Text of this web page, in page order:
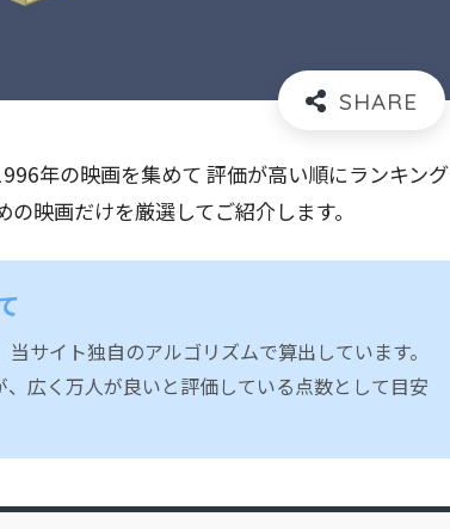
年の映画を集めて 評価が高い順にランキング
映画だけを厳選してご紹介します。
サイト独自のアルゴリズムで算出しています。
広く万人が良いと評価している点数として目安